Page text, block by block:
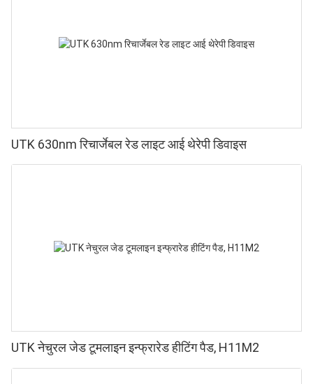
UTK 630nm रिचार्जेबल रेड लाइट आई थेरेपी डिवाइस
UTK नेचुरल जेड टूमलाइन इन्फ्रारेड हीटिंग पैड, H11M2